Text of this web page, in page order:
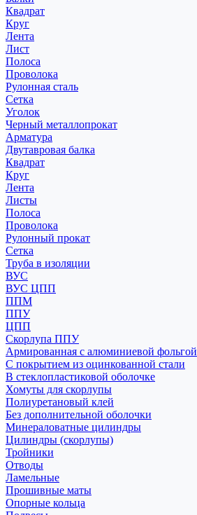
Квадрат
Круг
Лента
Лист
Полоса
Проволока
Рулонная сталь
Сетка
Уголок
Черный металлопрокат
Арматура
Двутавровая балка
Квадрат
Круг
Лента
Листы
Полоса
Проволока
Рулонный прокат
Сетка
Труба в изоляции
ВУС
ВУС ЦПП
ППМ
ППУ
ЦПП
Скорлупа ППУ
Армированная с алюминиевой фольгой
С покрытием из оцинкованной стали
В стеклопластиковой оболочке
Хомуты для скорлупы
Полиуретановый клей
Без дополнительной оболочки
Минераловатные цилиндры
Цилиндры (скорлупы)
Тройники
Отводы
Ламельные
Прошивные маты
Опорные кольца